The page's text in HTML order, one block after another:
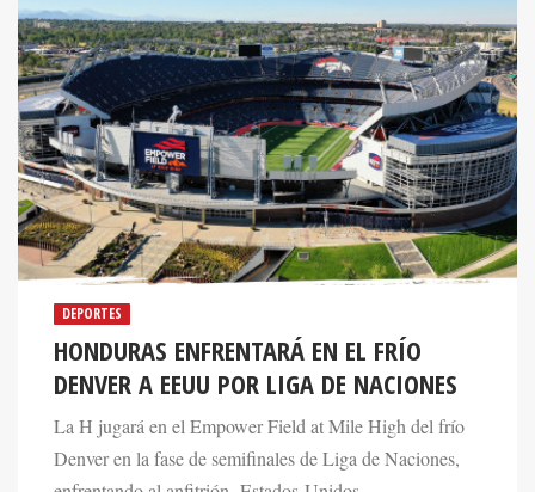
DEPORTES
HONDURAS ENFRENTARÁ EN EL FRÍO
DENVER A EEUU POR LIGA DE NACIONES
La H jugará en el Empower Field at Mile High del frío
Denver en la fase de semifinales de Liga de Naciones,
enfrentando al anfitrión, Estados Unidos.